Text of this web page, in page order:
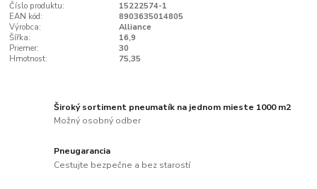
Číslo produktu:
15222574-1
EAN kód:
8903635014805
Výrobca:
Alliance
Šířka:
16,9
Priemer:
30
Hmotnost:
75,35
Široký sortiment pneumatík na jednom mieste 1000 m2
Možný osobný odber
Pneugarancia
Cestujte bezpečne a bez starostí